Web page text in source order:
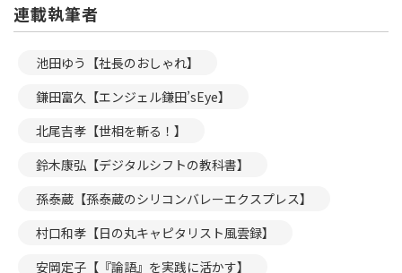
連載執筆者
池田ゆう【社長のおしゃれ】
鎌田富久【エンジェル鎌田’sEye】
北尾吉孝【世相を斬る！】
鈴木康弘【デジタルシフトの教科書】
孫泰蔵【孫泰蔵のシリコンバレーエクスプレス】
村口和孝【日の丸キャピタリスト風雲録】
安岡定子【『論語』を実践に活かす】